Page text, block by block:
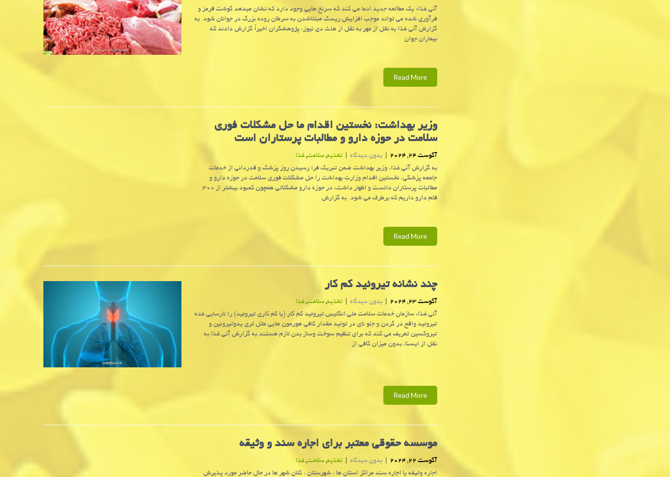
آنی غذا: یک مطالعه جدید ادعا می کند که سرنخ هایی وجود دارد که نشان میدهد گوشت قرمز و
فرآوری شده می تواند موجب افزایش ریسک مبتلاشدن به سرطان روده بزرگ در جوانان شود. به
گزارش آنی غذا به نقل از مهر به نقل از هلث دی نیوز، پژوهشگران اخیراً گزارش دادند که
بیماران جوان
Read More
وزیر بهداشت: نخستین اقدام ما حل مشکلات فوری
سلامت در حوزه دارو و مطالبات پرستاران است
آگوست 24, 2024 بدون دیدگاه تغذیه, سلامت, غذا
به گزارش آنی غذا، وزیر بهداشت ضمن تبریک فرا رسیدن روز پزشک و قدردانی از خدمات
جامعه پزشکی، نخستین اقدام وزارت بهداشت را حل مشکلات فوری سلامت در حوزه دارو و
مطالبات پرستاران دانست و اظهار داشت: در حوزه دارو مشکلاتی همچون کمبود بیشتر از ۳۰۰
قلم دارو داریم که برطرف می شود. به گزارش
Read More
چند نشانه تیروئید کم کار
آگوست 23, 2024 بدون دیدگاه تغذیه, سلامت, غذا
آنی غذا: سازمان خدمات سلامت ملی انگلیس تیروئید کم کار (یا کم کاری تیروئید) را نارسایی غده
تیروئید واقع در گردن و جلو نای در تولید مقدار کافی هورمون هایی مثل تری یدوتیرونین و
تیروکسین تعریف می کند که برای تنظیم سوخت وساز بدن لازم هستند.به گزارش آنی غذا به
نقل از ایسنا، بدون میزان کافی از
Read More
موسسه حقوقی معتبر برای اجاره سند و وثیقه
آگوست 22, 2024 بدون دیدگاه تغذیه, سلامت, غذا
اجاره وثیقه یا اجاره سند مراکز استان ها ، شهرستان ، کلان شهر ها در حال حاضر مورد پذیرش